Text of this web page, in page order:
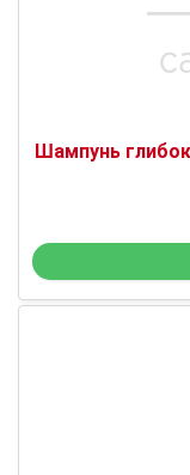
Шампунь